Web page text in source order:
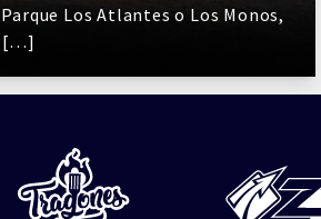
Los Atlantes o Los Monos,
[…]